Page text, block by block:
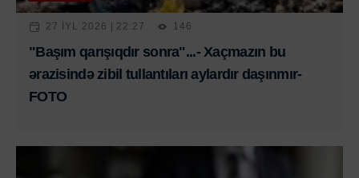
27 IYL 2026 | 22:27 146
"Başım qarışıqdır sonra"...- Xaçmazın bu
ərazisində zibil tullantıları aylardır daşınmır-
FOTO